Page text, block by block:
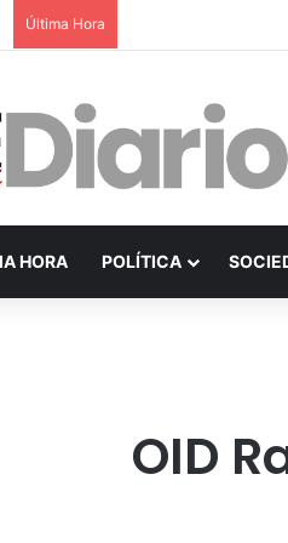
Última Hora
HORA POLÍTICA
OID